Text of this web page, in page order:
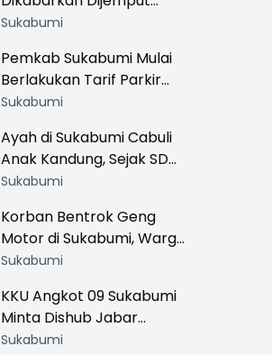
Satnarkoba, Polisi
Sukabumi
Pemkab Sukabumi Mulai
Berlakukan Tarif Parkir
Resmi di 13 Lokasi Wisata,
Khusus
Sukabumi
Ayah di Sukabumi Cabuli
Anak Kandung, Sejak SD
Hingga SMA
Sukabumi
Korban Bentrok Geng
Motor di Sukabumi, Warga
dan Sopir Tangki
Sukabumi
KKU Angkot 09 Sukabumi
Minta Dishub Jabar
Tertibkan Trayek Ciawi-
Sukabumi